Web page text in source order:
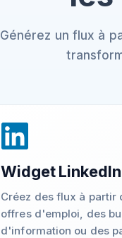
Générez un flux à
Widget LinkedIn
Créez des flux à partir
offres d'emploi, des
d'information ou des